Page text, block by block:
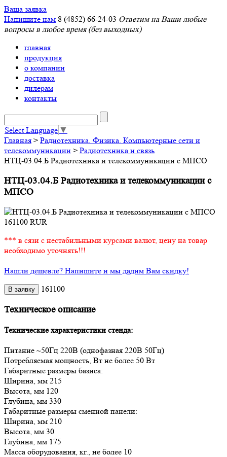
Ваша заявка
Напишите нам 8 (4852) 66-24-03 Ответим на Ваши любые
вопросы в любое время (без выходных)
главная
продукция
о компании
доставка
дилерам
контакты
Select Language ▼
Главная > Радиотехника. Физика. Компьютерные сети и
телекоммуникации > Радиотехника и связь
НТЦ-03.04.Б Радиотехника и телекоммуникации с МПСО
НТЦ-03.04.Б Радиотехника и телекоммуникации с
МПСО
161100 RUR
*** в сязи с нестабильными курсами валют, цену на товар
необходимо уточнять!!!
Нашли дешевле? Напишите и мы дадим Вам скидку!
161100
Техническое описание
Технические характеристики стенда:
Питание ~50Гц 220В (однофазная 220В 50Гц)
Потребляемая мощность, Вт не более 50 Вт
Габаритные размеры базиса:
Ширина, мм 215
Высота, мм 120
Глубина, мм 330
Габаритные размеры сменной панели:
Ширина, мм 210
Высота, мм 30
Глубина, мм 175
Масса оборудования, кг., не более 10